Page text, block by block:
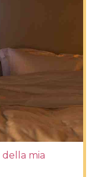
mia